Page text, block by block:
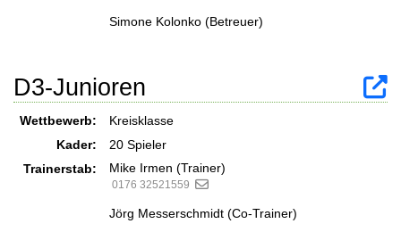
Simone Kolonko (Betreuer)
D3-Junioren
Wettbewerb:
Kreisklasse
Kader:
20 Spieler
Trainerstab:
Mike Irmen (Trainer)
0176 32521559
Jörg Messerschmidt (Co-Trainer)